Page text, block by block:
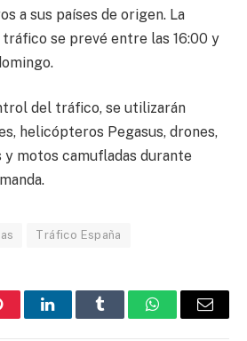
a sus países de origen. La
se prevé entre las 16:00 y
del tráfico, se utilizarán
helicópteros Pegasus, drones,
motos camufladas durante
Tráfico España
LinkedInTumblr WhatsAppEmail